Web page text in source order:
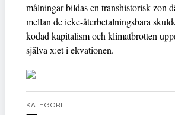
målningar bildas en transhistorisk zon
mellan de icke-återbetalningsbara
kodad kapitalism och klimatbrotten
själva x:et i ekvationen.
KATEGORI